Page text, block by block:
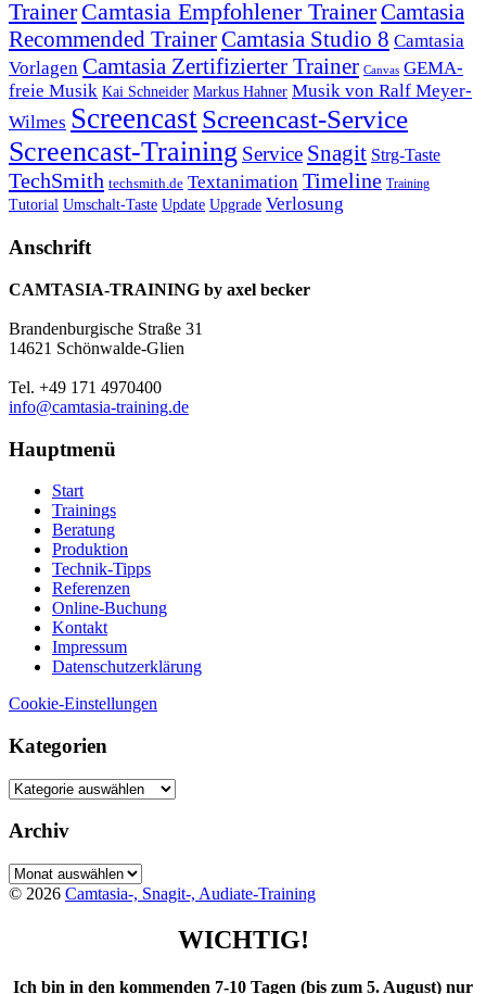
Trainer Camtasia Empfohlener TrainerCamtasia
Recommended TrainerCamtasia Studio 8 Camtasia
Vorlagen Camtasia Zertifizierter Trainer Canvas GEMA-
freie Musik Kai Schneider Markus Hahner Musik von Ralf Meyer-
Wilmes ScreencastScreencast-Service
Screencast-Training Service Snagit Strg-Taste
TechSmith techsmith.de Textanimation Timeline Training
Tutorial Umschalt-Taste Update Upgrade Verlosung
Anschrift
CAMTASIA-TRAINING by axel becker
Brandenburgische Straße 31
14621 Schönwalde-Glien
Tel. +49 171 4970400
info@camtasia-training.de
Hauptmenü
Start
Trainings
Beratung
Produktion
Technik-Tipps
Referenzen
Online-Buchung
Kontakt
Impressum
Datenschutzerklärung
Cookie-Einstellungen
Kategorien
Kategorien
Archiv
Archiv
© 2026 Camtasia-, Snagit-, Audiate-Training
WICHTIG!
Ich bin in den kommenden 7-10 Tagen (bis zum 5. August) nur